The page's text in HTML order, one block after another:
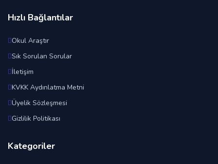
Hızlı Bağlantılar
Okul Araştır
Sık Sorulan Sorular
İletişim
KVKK Aydınlatma Metni
Üyelik Sözleşmesi
Gizlilik Politikası
Kategoriler